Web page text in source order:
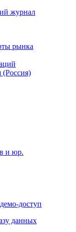
журнал
рынка
и юр.
демо-доступ
данных